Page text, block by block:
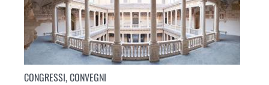
CONGRESSI, CONVEGNI